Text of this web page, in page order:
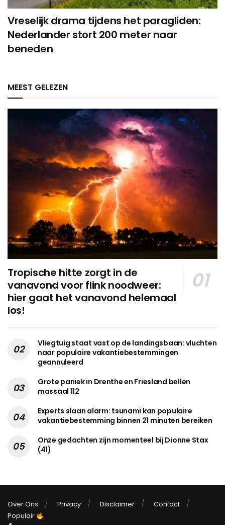
Vreselijk drama tijdens het paragliden:
Nederlander stort 200 meter naar
beneden
MEEST GELEZEN
Tropische hitte zorgt in de
vanavond voor flink noodweer:
hier gaat het vanavond helemaal
los!
Vliegtuig staat vast op de landingsbaan: vluchten
naar populaire vakantiebestemmingen
geannuleerd
Grote paniek in Drenthe en Friesland bellen
massaal 112
Experts slaan alarm: tsunami kan populaire
vakantiebestemming binnen 21 minuten bereiken
Onze gedachten zijn momenteel bij Dionne Stax
(41)
Over Ons Privacy Disclaimer
Contact
Populair